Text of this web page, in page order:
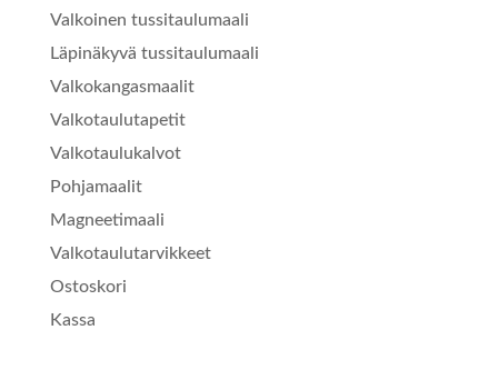
Valkoinen tussitaulumaali
Läpinäkyvä tussitaulumaali
Valkokangasmaalit
Valkotaulutapetit
Valkotaulukalvot
Pohjamaalit
Magneetimaali
Valkotaulutarvikkeet
Ostoskori
Kassa